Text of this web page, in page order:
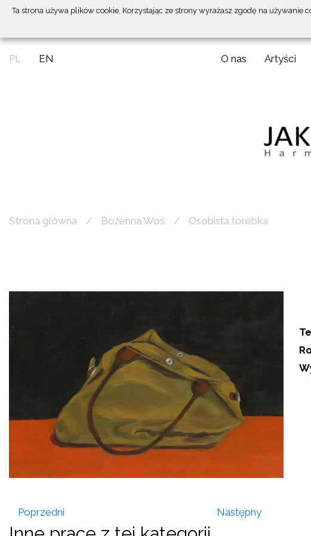
Ta strona używa plików cookie. Korzystając ze strony wyrażasz zgodę na
PL EN O nas Artyści
Strona główna Bożenna Woś Osobista torebka
Poprzedni Następny